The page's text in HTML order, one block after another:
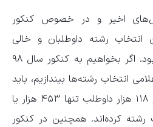
اخیر و در خصوص کنکور
انتخاب رشته داوطلبان و خالی
ماندن ظرفیت دانشگاه‌ها بود. اگر بخواهیم به کنکور سال ۹۸
انتخاب رشته‌ها بیندازیم، باید
گفت که از بین ۱ میلیون و ۱۱۸ هزار داوطلب تنها ۴۵۳ هزار یا
رشته کرده‌اند. همچنین در کنکور